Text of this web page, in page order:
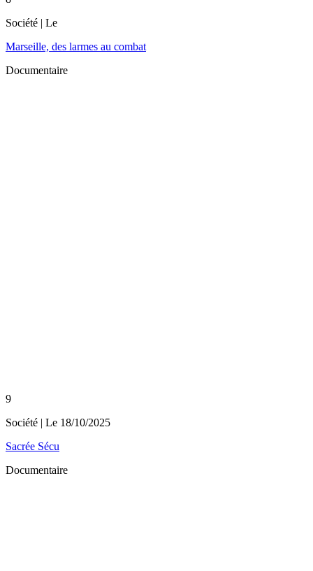
Société | Le
Marseille, des larmes au combat
Documentaire
9
Société | Le 18/10/2025
Sacrée Sécu
Documentaire